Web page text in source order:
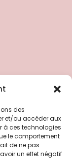
des
et/ou accéder aux
à ces technologies
le comportement
de ne pas
un effet négatif